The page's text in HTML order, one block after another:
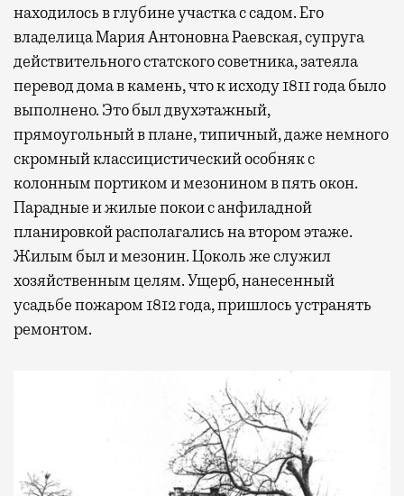
находилось в глубине участка с садом. Его
владелица Мария Антоновна Раевская, супруга
действительного статского советника, затеяла
перевод дома в камень, что к исходу 1811 года было
выполнено. Это был двухэтажный,
прямоугольный в плане, типичный, даже немного
скромный классицистический особняк с
колонным портиком и мезонином в пять окон.
Парадные и жилые покои с анфиладной
планировкой располагались на втором этаже.
Жилым был и мезонин. Цоколь же служил
хозяйственным целям. Ущерб, нанесенный
усадьбе пожаром 1812 года, пришлось устранять
ремонтом.